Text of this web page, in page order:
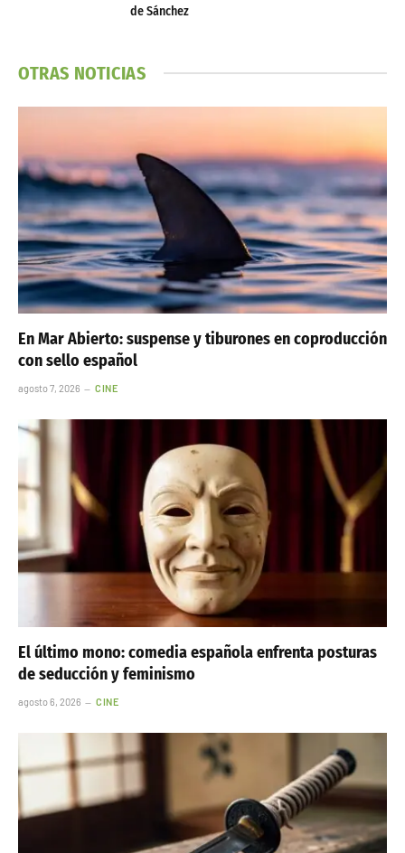
de Sánchez
OTRAS NOTICIAS
En Mar Abierto: suspense y tiburones en coproducción
con sello español
agosto 7, 2026 CINE
El último mono: comedia española enfrenta posturas
de seducción y feminismo
agosto 6, 2026 CINE